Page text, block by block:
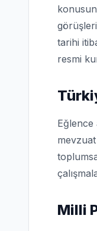
tarihi
resmi
Eğlence
Milli